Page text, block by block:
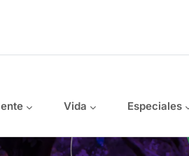
Vida Especiales